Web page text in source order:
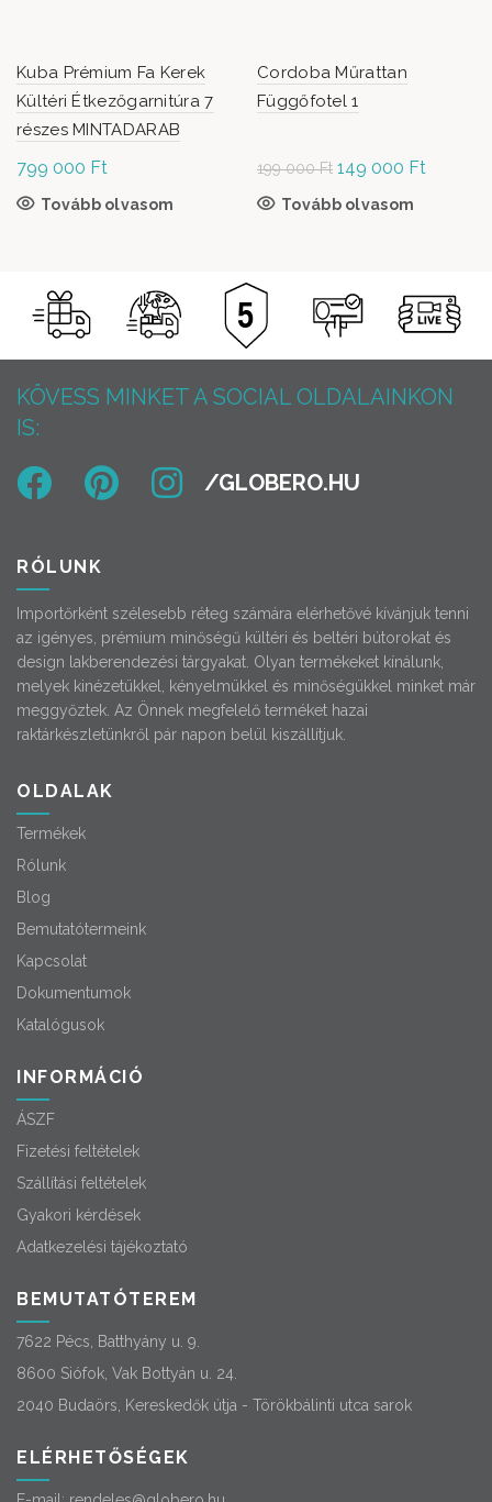
Kuba Prémium Fa Kerek
Kültéri Étkezőgarnitúra 7
részes MINTADARAB
799 000 Ft
Tovább olvasom
Cordoba Műrattan
Függőfotel 1
199 000Ft Original
price was:
149 000 Ft
Tovább olvasom
KÖVESS MINKET A SOCIAL OLDALAINKON
IS:
RÓLUNK
Importőrként szélesebb réteg számára elérhetővé kívánjuk tenni
az igényes, prémium minőségű kültéri és beltéri bútorokat és
design lakberendezési tárgyakat. Olyan termékeket kínálunk,
melyek kinézetükkel, kényelmükkel és minőségükkel minket már
meggyőztek. Az Önnek megfelelő terméket hazai
raktárkészletünkről pár napon belül kiszállítjuk.
OLDALAK
Termékek
Rólunk
Blog
Bemutatótermeink
Kapcsolat
Dokumentumok
Katalógusok
INFORMÁCIÓ
ÁSZF
Fizetési feltételek
Szállítási feltételek
Gyakori kérdések
Adatkezelési tájékoztató
BEMUTATÓTEREM
7622 Pécs, Batthyány u. 9.
8600 Siófok, Vak Bottyán u. 24.
2040 Budaörs, Kereskedők útja - Törökbálinti utca sarok
ELÉRHETŐSÉGEK